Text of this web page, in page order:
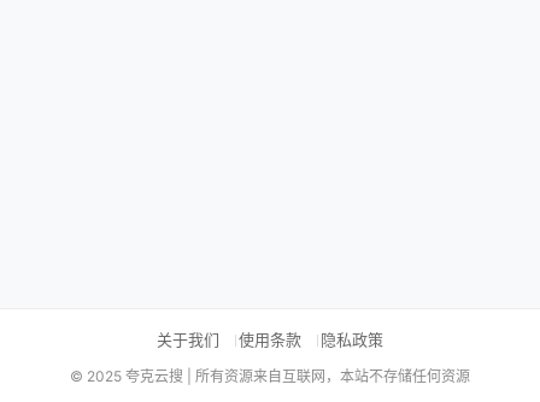
关于我们 使用条款 隐私政策
© 2025 夸克云搜 | 所有资源来自互联网，本站不存储任何资源